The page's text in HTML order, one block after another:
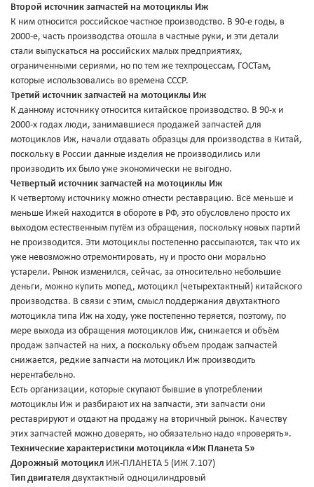
Второй источник запчастей на мотоциклы Иж
К ним относится российское частное производство. В 90-е годы, в
2000-е, часть производства отошла в частные руки, и эти детали
стали выпускаться на российских малых предприятиях,
ограниченными сериями, но по тем же техпроцессам, ГОСТам,
которые использовались во времена СССР.
Третий источник запчастей на мотоциклы Иж
К данному источнику относится китайское производство. В 90-х и
2000-х годах люди, занимавшиеся продажей запчастей для
мотоциклов Иж, начали отдавать образцы для производства в Китай,
поскольку в России данные изделия не производились или
производить их было уже экономически не выгодно.
Четвертый источник запчастей на мотоциклы Иж
К четвертому источнику можно отнести реставрацию. Всё меньше и
меньше Ижей находится в обороте в РФ, это обусловлено просто их
выходом естественным путём из обращения, поскольку новых партий
не производится. Эти мотоциклы постепенно рассыпаются, так что их
уже невозможно отремонтировать, ну и просто они морально
устарели. Рынок изменился, сейчас, за относительно небольшие
деньги, можно купить мопед, мотоцикл (четырехтактный) китайского
производства. В связи с этим, смысл поддержания двухтактного
мотоцикла типа Иж на ходу, уже постепенно теряется, поэтому, по
мере выхода из обращения мотоциклов Иж, снижается и объём
продаж запчастей на них, а поскольку объем продаж запчастей
снижается, редкие запчасти на мотоцикл Иж производить
нерентабельно.
Есть организации, которые скупают бывшие в употреблении
мотоциклы Иж и разбирают их на запчасти, эти запчасти они
реставрируют и отдают на продажу на вторичный рынок. Качеству
этих запчастей можно доверять, но обязательно надо «проверять».
Технические характеристики мотоцикла «Иж Планета 5»
Дорожный мотоцикл ИЖ-ПЛАНЕТА 5 (ИЖ 7.107)
Тип двигателя двухтактный одноцилиндровый